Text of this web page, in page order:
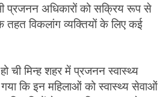
प्रजनन अधिकारों को सक्रिय रूप से
तहत विकलांग व्यक्तियों के लिए कई
ची मिन्ह शहर में प्रजनन स्वास्थ्य
कि इन महिलाओं को स्वास्थ्य सेवाओं